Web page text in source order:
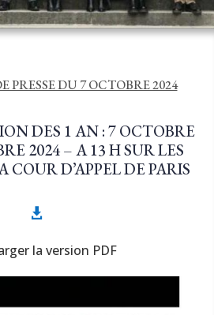
PRESSE DU 7 OCTOBRE 2024
DES 1 AN : 7 OCTOBRE
2024 – A 13 H SUR LES
COUR D’APPEL DE PARIS

la version PDF